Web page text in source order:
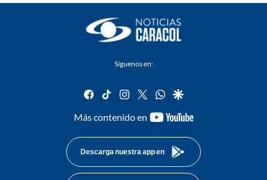
Síguenos en:
facebook
tiktok instagram
twitterwhatsapp
google
Más contenido en
youtube-
Descarga nuestra app en